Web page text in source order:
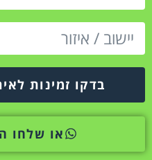
בדקו זמינות
או שלחו